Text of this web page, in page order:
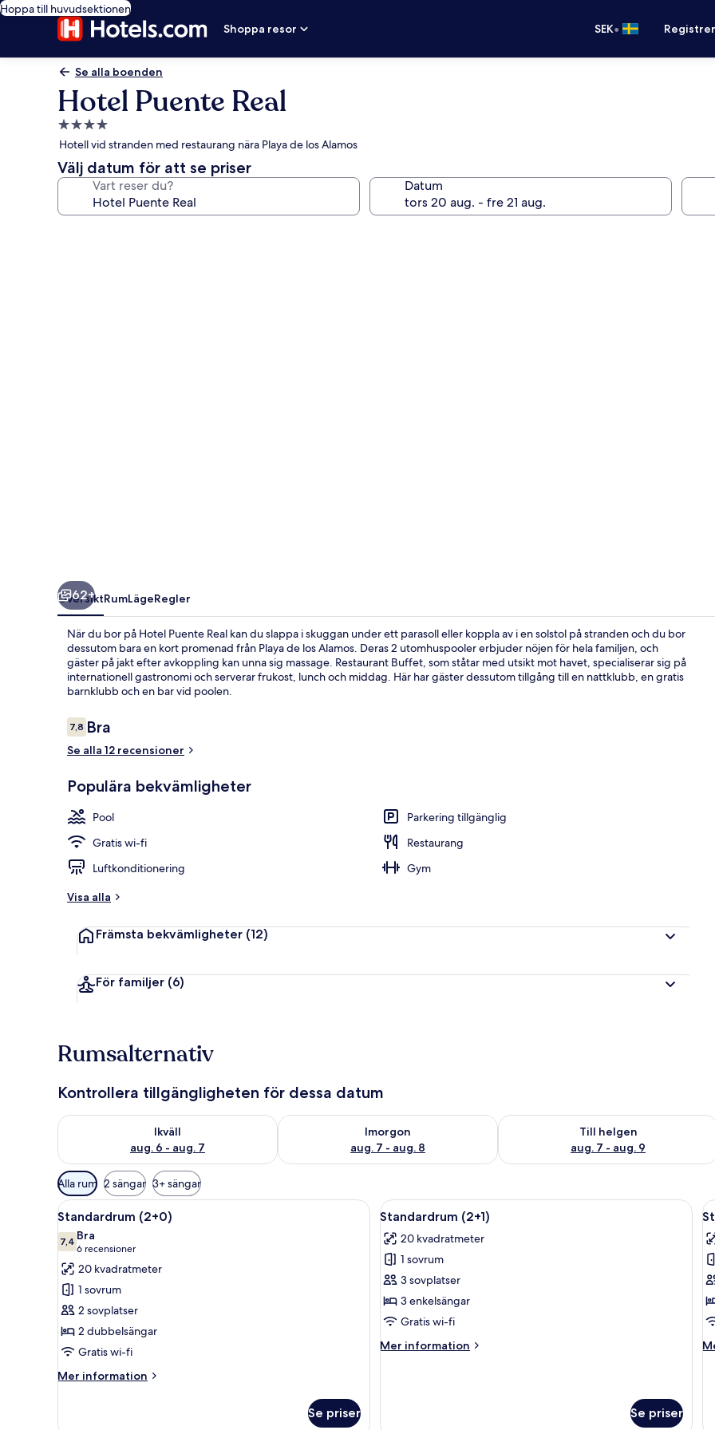
Hoppa till huvudsektionen
Shoppa resor
SEK•
Se alla boenden
Hotel Puente Real
4.0-
stjärnigt
boende
Hotell vid stranden med restaurang nära Playa de los Alamos
Välj datum för att se priser
Vart reser du? Datum
Skrivbord,
62+
ÖversiktRumLägeRegler
När du bor på Hotel Puente Real kan du slappa i skuggan under ett parasoll eller koppla av i en solstol på stranden och du bor
dessutom bara en kort promenad från Playa de los Alamos. Deras 2 utomhuspooler erbjuder nöjen för hela familjen, och
gäster på jakt efter avkoppling kan unna sig massage. Restaurant Buffet, som ståtar med utsikt mot havet, specialiserar sig på
internationell gastronomi och serverar frukost, lunch och middag. Här har gäster dessutom tillgång till en nattklubb, en gratis
barnklubb och en bar vid poolen.
Recensioner
7,87,8 av 10,
Bra
Se alla 12 recensioner
Populära bekvämligheter
Pool
Parkering tillgänglig
Gratis wi-fi
Restaurang
Luftkonditionering
Gym
Visa alla
Främsta bekvämligheter (12)
För familjer (6)
Rumsalternativ
Kontrollera tillgängligheten för dessa datum
Ikväll
aug. 6 - aug. 7
Kontrollera tillgängligheten för ikväll aug. 6 - aug. 7
Imorgon
aug. 7 - aug. 8
Kontrollera tillgängligheten för imorgon aug. 7 - aug. 8
Till helgen
aug. 7 - aug. 9
Kontrollera tillgängligheten för den
Tillgängliga
filter
för
rum
Alla rum 2 sängar 3+ sängar
Öppna
alla
foton
för
Standardrum
(2+0)
Ett hotellrum med en stor säng, ett skrivbord med en stol, en telefon och en TV.
2
Standardrum (2+0)
7,47,4 av 10
Bra
6 recensioner
(6 recensioner)
20 kvadratmeter
1 sovrum
2 sovplatser
2 dubbelsängar
Gratis wi-fi
Mer information
Mer
Se priser
Öppna
alla
foton
för
Standardrum
(2+1)
Ett hotellrum med en stor säng, ett
2
Standardrum (2+1)
20 kvadratmeter
1 sovrum
3 sovplatser
3 enkelsängar
Gratis wi-fi
Mer information
Mer
Se priser